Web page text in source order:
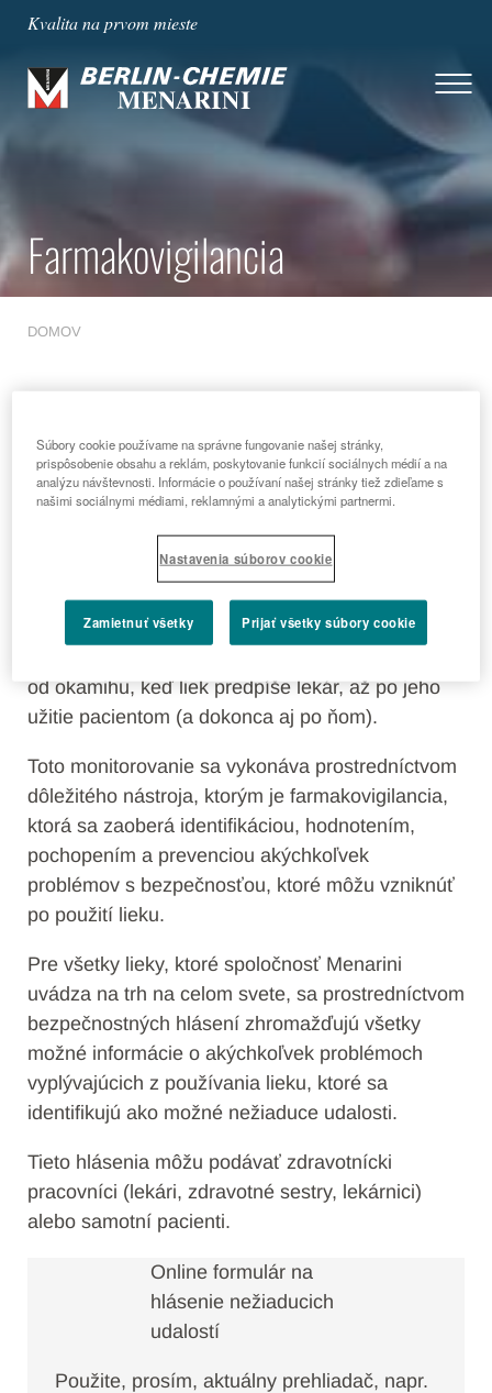
Kvalita na prvom mieste
Farmakovigilancia
DOMOV
Farmakovigilancia: Čo
znamená monitorovanie
Spoločnosť Berlin-Chemie Menarini monitoruje
od okamihu, keď liek predpíše lekár, až po jeho
užitie pacientom (a dokonca aj po ňom).
Toto monitorovanie sa vykonáva prostredníctvom
dôležitého nástroja, ktorým je farmakovigilancia,
ktorá sa zaoberá identifikáciou, hodnotením,
pochopením a prevenciou akýchkoľvek
problémov s bezpečnosťou, ktoré môžu vzniknúť
po použití lieku.
Pre všetky lieky, ktoré spoločnosť Menarini
uvádza na trh na celom svete, sa prostredníctvom
bezpečnostných hlásení zhromažďujú všetky
možné informácie o akýchkoľvek problémoch
vyplývajúcich z používania lieku, ktoré sa
identifikujú ako možné nežiaduce udalosti.
Tieto hlásenia môžu podávať zdravotnícki
pracovníci (lekári, zdravotné sestry, lekárnici)
alebo samotní pacienti.
Online formulár na
hlásenie nežiaducich
udalostí
Použite, prosím, aktuálny prehliadač, napr.
Súbory cookie používame na správne fungovanie našej stránky,
prispôsobenie obsahu a reklám, poskytovanie funkcií sociálnych médií a na
analýzu návštevnosti. Informácie o používaní našej stránky tiež zdieľame s
našimi sociálnymi médiami, reklamnými a analytickými partnermi.
Nastavenia súborov cookie
Zamietnuť všetky Prijať všetky súbory cookie